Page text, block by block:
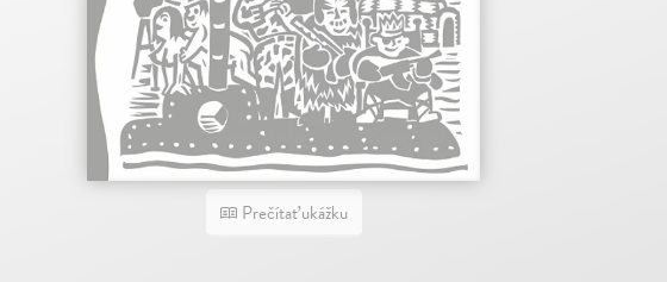
Prečítať ukážku